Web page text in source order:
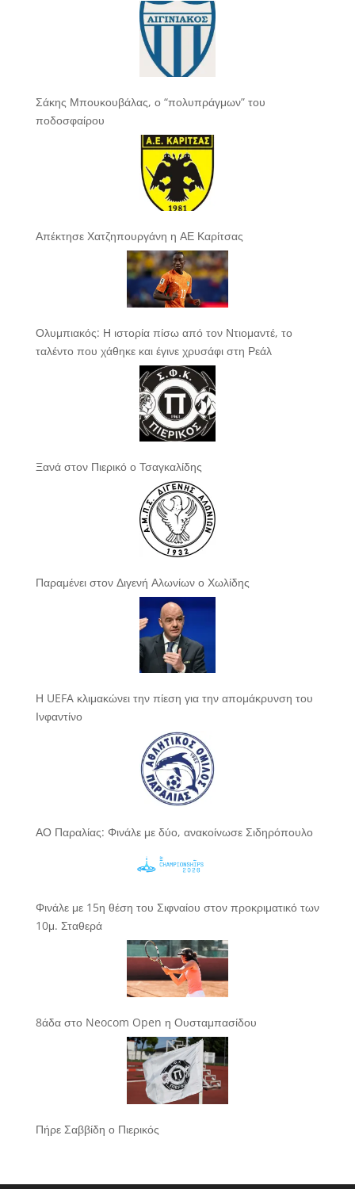
Σάκης Μπουκουβάλας, ο “πολυπράγμων” του
ποδοσφαίρου
Απέκτησε Χατζηπουργάνη η ΑΕ Καρίτσας
Ολυμπιακός: Η ιστορία πίσω από τον Ντιομαντέ, το
ταλέντο που χάθηκε και έγινε χρυσάφι στη Ρεάλ
Ξανά στον Πιερικό ο Τσαγκαλίδης
Παραμένει στον Διγενή Αλωνίων ο Χωλίδης
Η UEFA κλιμακώνει την πίεση για την απομάκρυνση του
Ινφαντίνο
ΑΟ Παραλίας: Φινάλε με δύο, ανακοίνωσε Σιδηρόπουλο
Φινάλε με 15η θέση του Σιφναίου στον προκριματικό των
10μ. Σταθερά
8άδα στο Neocom Open η Ουσταμπασίδου
Πήρε Σαββίδη ο Πιερικός